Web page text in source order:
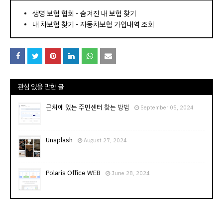
⠀­­­­­­­­؜؜؜؜­­­­­­­­؜؜؜؜• 생명 보험 협회 - 숨겨진 내 보험 찾기
내 차보험 찾기 - 자동차보험 가입내역 조회
관심 있을 만한 글
근처에 있는 주민센터 찾는 방법 September 05, 2024
Unsplash August 27, 2024
Polaris Office WEB June 28, 2024